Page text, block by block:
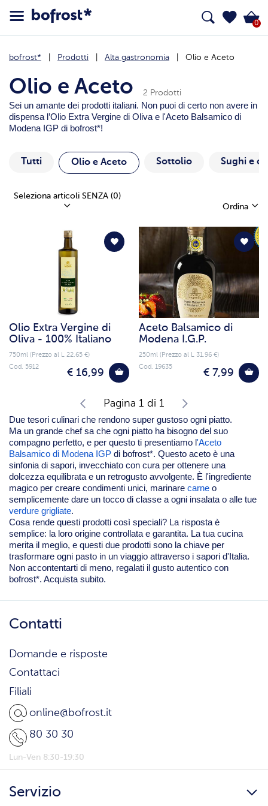
0
bofrost* Prodotti Alta gastronomia Olio e Aceto
Olio e Aceto 2 Prodotti
Sei un amante dei prodotti italiani. Non puoi di certo non avere in
dispensa l’Olio Extra Vergine di Oliva e l'Aceto Balsamico di
Modena IGP di bofrost*!
Tutti Olio e Aceto Sottolio Sughi e
Seleziona articoli SENZA (0)
Ordina
Olio Extra Vergine di
Oliva - 100% Italiano
750ml (Prezzo al L 22.65 €)
€ 16,99
Cod. 5912
Aceto Balsamico di
Modena I.G.P.
250ml (Prezzo al L 31.96 €)
€ 7,99
Cod. 19635
Pagina 1 di 1
Due tesori culinari che rendono super gustoso ogni piatto.
Ma un grande chef sa che ogni piatto ha bisogno del suo
compagno perfetto, e per questo ti presentiamo l 'Aceto
Balsamico di Modena IGP di bofrost*. Questo aceto è una
sinfonia di sapori, invecchiato con cura per ottenere una
dolcezza equilibrata e un retrogusto avvolgente. È l'ingrediente
magico per creare condimenti unici, marinare carne o
semplicemente dare un tocco di classe a ogni insalata o alle tue
verdure grigliate.
Cosa rende questi prodotti così speciali? La risposta è
semplice: la loro origine controllata e garantita. La tua cucina
merita il meglio, e questi due prodotti sono la chiave per
trasformare ogni pasto in un viaggio attraverso i sapori d'Italia.
Non accontentarti di meno, regalati il gusto autentico con
bofrost*. Acquista subito.
Contatti
Domande e risposte
Contattaci
Filiali
online@bofrost.it
80 30 30
Lun-Ven 8:30-19:30
Servizio